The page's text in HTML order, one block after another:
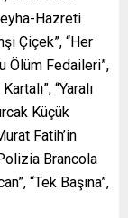
Hazreti
Çiçek”, “Her
Ölüm Fedaileri”,
“Yaralı
Küçük
Fatih’in
Brancola
“Tek Başına”,